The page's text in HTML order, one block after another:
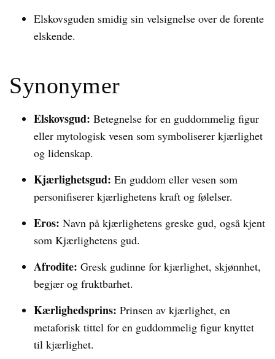
Elskovsguden smidig sin velsignelse over de forente
elskende.
Synonymer
Elskovsgud: Betegnelse for en guddommelig figur
eller mytologisk vesen som symboliserer kjærlighet
og lidenskap.
Kjærlighetsgud: En guddom eller vesen som
personifiserer kjærlighetens kraft og følelser.
Eros: Navn på kjærlighetens greske gud, også kjent
som Kjærlighetens gud.
Afrodite: Gresk gudinne for kjærlighet, skjønnhet,
begjær og fruktbarhet.
Kærlighedsprins: Prinsen av kjærlighet, en
metaforisk tittel for en guddommelig figur knyttet
til kjærlighet.